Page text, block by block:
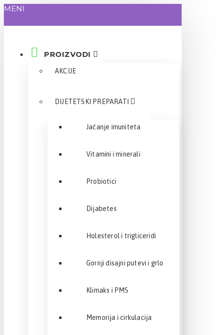
MENI
PROIZVODI
AKCIJE
DIJETETSKI PREPARATI
Jačanje imuniteta
Vitamini i minerali
Probiotici
Dijabetes
Holesterol i trigliceridi
Gornji disajni putevi i grlo
Klimaks i PMS
Memorija i cirkulacija